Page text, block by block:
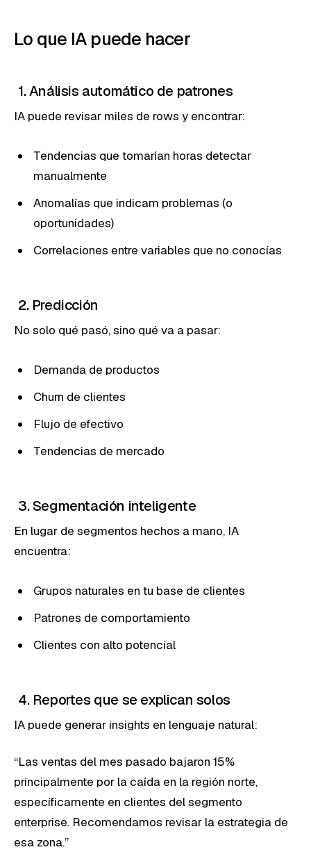
Lo que IA puede hacer
1. Análisis automático de patrones
IA puede revisar miles de rows y encontrar:
Tendencias que tomarían horas detectar
manualmente
Anomalías que indicam problemas (o
oportunidades)
Correlaciones entre variables que no conocías
2. Predicción
No solo qué pasó, sino qué va a pasar:
Demanda de productos
Churn de clientes
Flujo de efectivo
Tendencias de mercado
3. Segmentación inteligente
En lugar de segmentos hechos a mano, IA
encuentra:
Grupos naturales en tu base de clientes
Patrones de comportamiento
Clientes con alto potencial
4. Reportes que se explican solos
IA puede generar insights en lenguaje natural:
“Las ventas del mes pasado bajaron 15%
principalmente por la caída en la región norte,
específicamente en clientes del segmento
enterprise. Recomendamos revisar la estrategia de
esa zona.”